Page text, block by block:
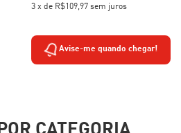
3 x de R$109,97 sem juros
Avise-me quando chegar!